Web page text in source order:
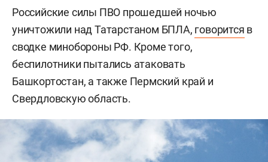
Российские силы ПВО прошедшей ночью
уничтожили над Татарстаном БПЛА, говорится в
сводке минобороны РФ. Кроме того,
беспилотники пытались атаковать
Башкортостан, а также Пермский край и
Свердловскую область.